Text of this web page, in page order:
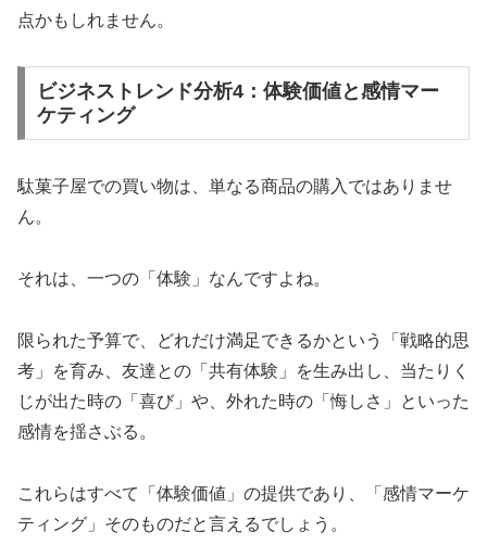
点かもしれません。
ビジネストレンド分析4：体験価値と感情マー
ケティング
駄菓子屋での買い物は、単なる商品の購入ではありませ
ん。
それは、一つの「体験」なんですよね。
限られた予算で、どれだけ満足できるかという「戦略的思
考」を育み、友達との「共有体験」を生み出し、当たりく
じが出た時の「喜び」や、外れた時の「悔しさ」といった
感情を揺さぶる。
これらはすべて「体験価値」の提供であり、「感情マーケ
ティング」そのものだと言えるでしょう。